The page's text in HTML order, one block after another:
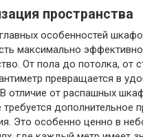
пространства
особенностей
максимально
От пола до потолка, от
превращается в
В отличие от распашных
дополнительное
Это особенно ценно в